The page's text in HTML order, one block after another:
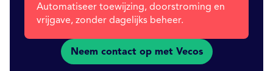
Automatiseer toewijzing, doorstroming en
vrijgave, zonder dagelijks beheer.
Neem contact op met Vecos